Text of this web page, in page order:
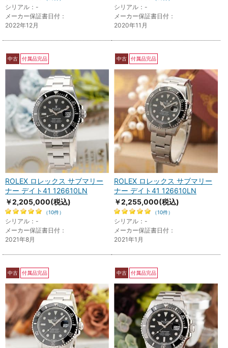
シリアル：-
メーカー保証書日付：
2022年12月
シリアル：-
メーカー保証書日付：
2020年11月
中古 付属品完品
ROLEX ロレックス サブマリー
ナー デイト41 126610LN
￥2,205,000(税込)
（10件）
シリアル：-
メーカー保証書日付：
2021年8月
中古 付属品完品
ROLEX ロレックス サブマリー
ナー デイト41 126610LN
￥2,255,000(税込)
（10件）
シリアル：-
メーカー保証書日付：
2021年1月
中古 付属品完品 中古 付属品完品